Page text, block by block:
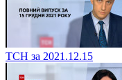
ТСН за 2021.12.15